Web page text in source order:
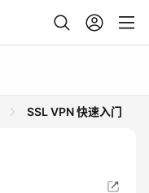
SSL VPN 快速入门